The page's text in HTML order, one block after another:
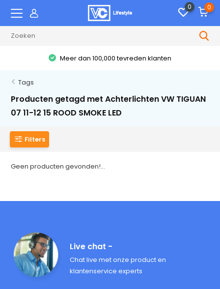
0 0
Meer dan 100,000 tevreden klanten
Tags
Producten getagd met Achterlichten VW TIGUAN
07 11-12 15 ROOD SMOKE LED
Filters
Geen producten gevonden!...
Live chat -
Chat live met onze product en
klantenservice experts